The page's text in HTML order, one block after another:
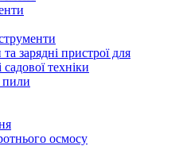
зарядні пристрої для
садової техніки
пили
осмосу